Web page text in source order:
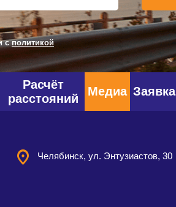
сполитикой
Расчёт
расстояний
Медиа Заявка
Челябинск, ул. Энтузиастов, 30